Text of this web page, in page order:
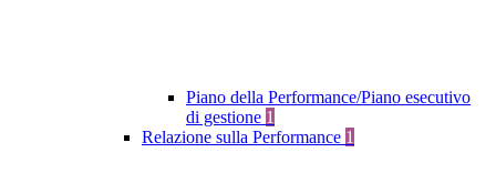
Piano della Performance/Piano esecutivo
di gestione 1
Relazione sulla Performance 1